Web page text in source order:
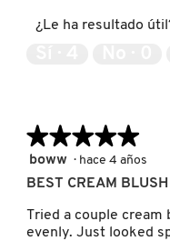
KÉRASTASE
5
¿Le ha resultado
★★★★★
★★★★★
5
de
estrellas.
boww · hace 4 años
BEST CREAM
Tried a couple cream
evenly. Just looked